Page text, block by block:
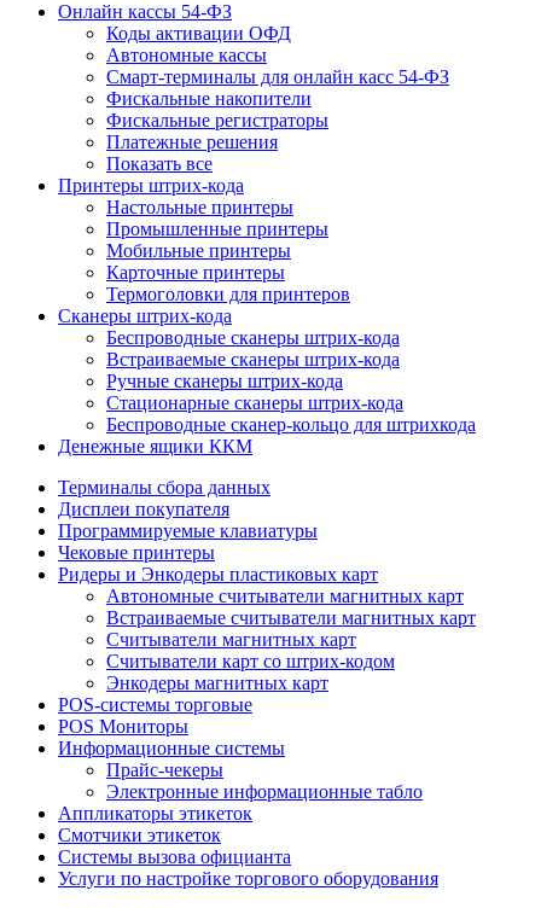
Онлайн кассы 54-ФЗ
Коды активации ОФД
Автономные кассы
Смарт-терминалы для онлайн касс 54-ФЗ
Фискальные накопители
Фискальные регистраторы
Платежные решения
Показать все
Принтеры штрих-кода
Настольные принтеры
Промышленные принтеры
Мобильные принтеры
Карточные принтеры
Термоголовки для принтеров
Сканеры штрих-кода
Беспроводные сканеры штрих-кода
Встраиваемые сканеры штрих-кода
Ручные сканеры штрих-кода
Стационарные сканеры штрих-кода
Беспроводные сканер-кольцо для штрихкода
Денежные ящики ККМ
Терминалы сбора данных
Дисплеи покупателя
Программируемые клавиатуры
Чековые принтеры
Ридеры и Энкодеры пластиковых карт
Автономные считыватели магнитных карт
Встраиваемые считыватели магнитных карт
Считыватели магнитных карт
Считыватели карт со штрих-кодом
Энкодеры магнитных карт
POS-системы торговые
POS Мониторы
Информационные системы
Прайс-чекеры
Электронные информационные табло
Аппликаторы этикеток
Смотчики этикеток
Системы вызова официанта
Услуги по настройке торгового оборудования